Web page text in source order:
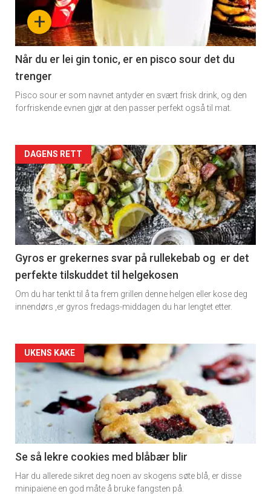
section
11
Dagens
rett
+
Når du er lei gin tonic, er en pisco sour det du
trenger
Pisco sour er som navnet antyder en svært frisk drink, og den
forfriskende evnen gjør at den passer perfekt også til mat.
Artikler
detail
-
section
11
Dagens
rett
DAGENS RETT
Gyros er grekernes svar på rullekebab og er det
perfekte tilskuddet til helgekosen
Om du har tenkt til å ta frem grillen denne helgen eller kose deg
innendørs ,er gyros fredags-middagen du har lengtet etter.
Artikler
detail
-
section
11
Ukens
UKENS KAKE
Se så lekre cookies med blåbær blir
Har du allerede sikret deg noen av skogens søte blå, er disse
minipaiene en god måte å bruke fangsten på.